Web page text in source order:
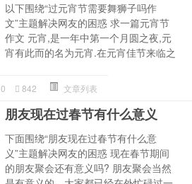
以下围绕“过元宵节需要舞狮子吗作
文”主题解决网友的困惑 求一篇元宵节
作文 元宵,是一年中第一个月圆之夜,元
宵有此而的名为元宵.在元宵佳节来临之
0 842 文章列表
朋友现在过春节有什么意义
下面围绕“朋友现在过春节有什么意
义”主题解决网友的困惑 现在春节期间
的朋友聚会还有意义吗? 朋友聚会当然